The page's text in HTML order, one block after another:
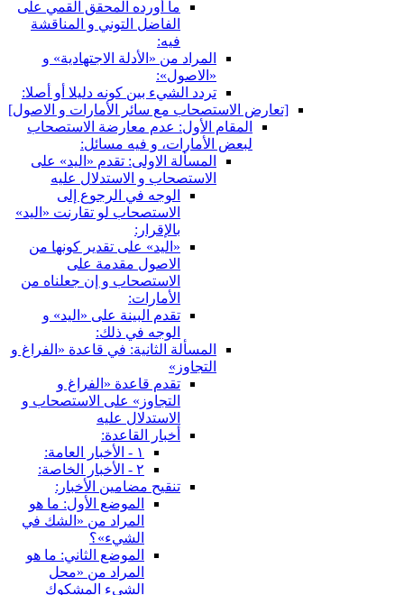
ما أورده المحقق القمي على
الفاضل التوني و المناقشة
فيه:
المراد من «الأدلة الاجتهادية» و
«الاصول»:
تردد الشي‏ء بين كونه دليلا أو أصلا:
[تعارض الاستصحاب مع سائر الأمارات و الاصول‏]
المقام الأول: عدم معارضة الاستصحاب
لبعض الأمارات، و فيه مسائل:
المسألة الاولى: تقدم «اليد» على
الاستصحاب و الاستدلال عليه
الوجه في الرجوع إلى
الاستصحاب لو تقارنت «اليد»
بالإقرار:
«اليد» على تقدير كونها من
الاصول مقدمة على
الاستصحاب و إن جعلناه من
الأمارات:
تقدم البينة على «اليد» و
الوجه في ذلك:
المسألة الثانية: في قاعدة «الفراغ و
التجاوز»
تقدم قاعدة «الفراغ و
التجاوز» على الاستصحاب و
الاستدلال عليه
أخبار القاعدة:
١ - الأخبار العامة:
٢ - الأخبار الخاصة:
تنقيح مضامين الأخبار:
الموضع الأول: ما هو
المراد من «الشك في
الشي‏ء»؟
الموضع الثاني: ما هو
المراد من «محل
الشي‏ء المشكوك